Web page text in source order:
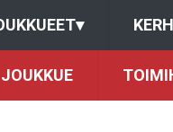
▾
JOUKKUE